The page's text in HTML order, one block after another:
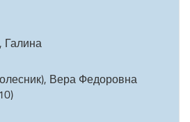
Галина
Вера Федоровна